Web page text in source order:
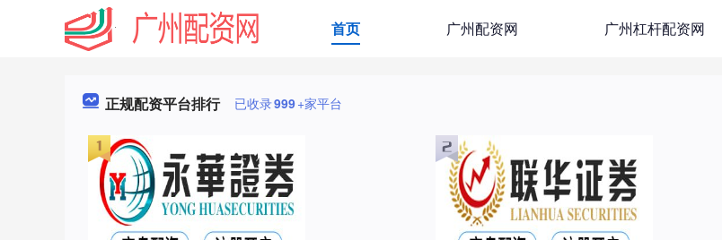
首页 广州配资网 广州杠杆配资网
正规配资平台排行 已收录999+家平台